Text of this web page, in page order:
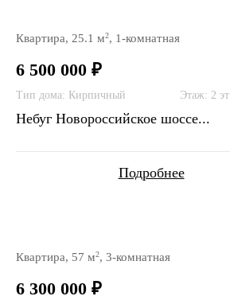
Квартира, 25.1 м2, 1-комнатная
6 500 000 ₽
Тип дома: Кирпичный Этаж: 2 эт
Небуг Новороссийское шоссе...
Подробнее
Квартира, 57 м2, 3-комнатная
6 300 000 ₽